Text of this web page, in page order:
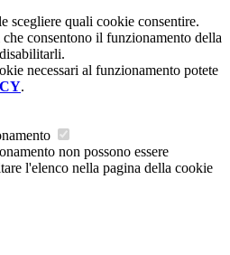
scegliere quali cookie consentire.
consentono il funzionamento della
necessari al funzionamento potete
.
non possono essere
l'elenco nella pagina della cookie